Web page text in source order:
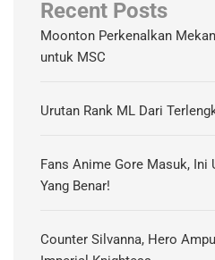
Recent Posts
Moonton Perkenalkan
untuk MSC
Urutan Rank ML Dari
Fans Anime Gore Masuk,
Yang Benar!
Counter Silvanna, Hero